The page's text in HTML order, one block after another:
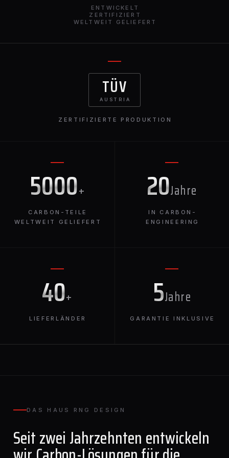
ENTWICKELT
ZERTIFIZIERT
WELTWEIT GELIEFERT
5000+
CARBON-TEILE
WELTWEIT GELIEFERT
20Jahre
IN CARBON-
ENGINEERING
TÜV
AUSTRIA
ZERTIFIZIERTE PRODUKTION
40+
LIEFERLÄNDER
5Jahre
GARANTIE INKLUSIVE
DAS HAUS RNG DESIGN
Seit zwei Jahrzehnten entwickeln